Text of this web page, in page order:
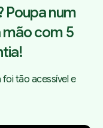
Poupa num
mão com 5
tão acessível e